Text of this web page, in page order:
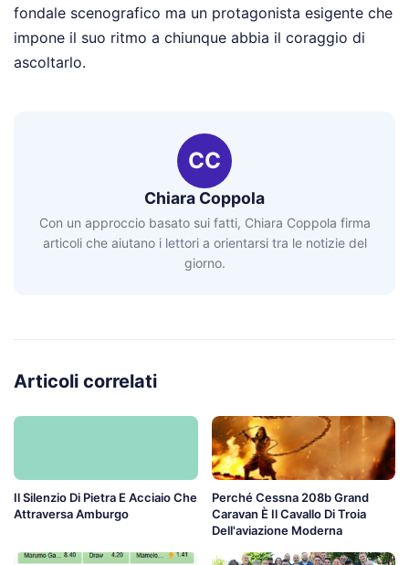
fondale scenografico ma un protagonista esigente che
impone il suo ritmo a chiunque abbia il coraggio di
ascoltarlo.
CC
Chiara Coppola
Con un approccio basato sui fatti, Chiara Coppola firma
articoli che aiutano i lettori a orientarsi tra le notizie del
giorno.
Articoli correlati
Il Silenzio Di Pietra E Acciaio Che
Attraversa Amburgo
Perché Cessna 208b Grand
Caravan È Il Cavallo Di Troia
Dell'aviazione Moderna